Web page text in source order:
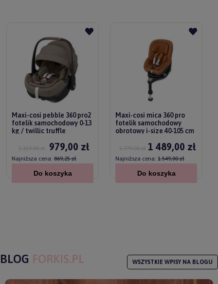
Maxi-cosi pebble 360 pro2
fotelik samochodowy 0-13
kg / twillic truffle
979,00 zł
1 159,00 zł
Najniższa cena: 869,25 zł
Do koszyka
Maxi-cosi mica 360 pro
fotelik samochodowy
obrotowy i-size 40-105 cm
1 489,00 zł
1 779,00 zł
Najniższa cena: 1 549,00 zł
Do koszyka
BLOG FORKIS.PL WSZYSTKIE WPISY NA BLOGU